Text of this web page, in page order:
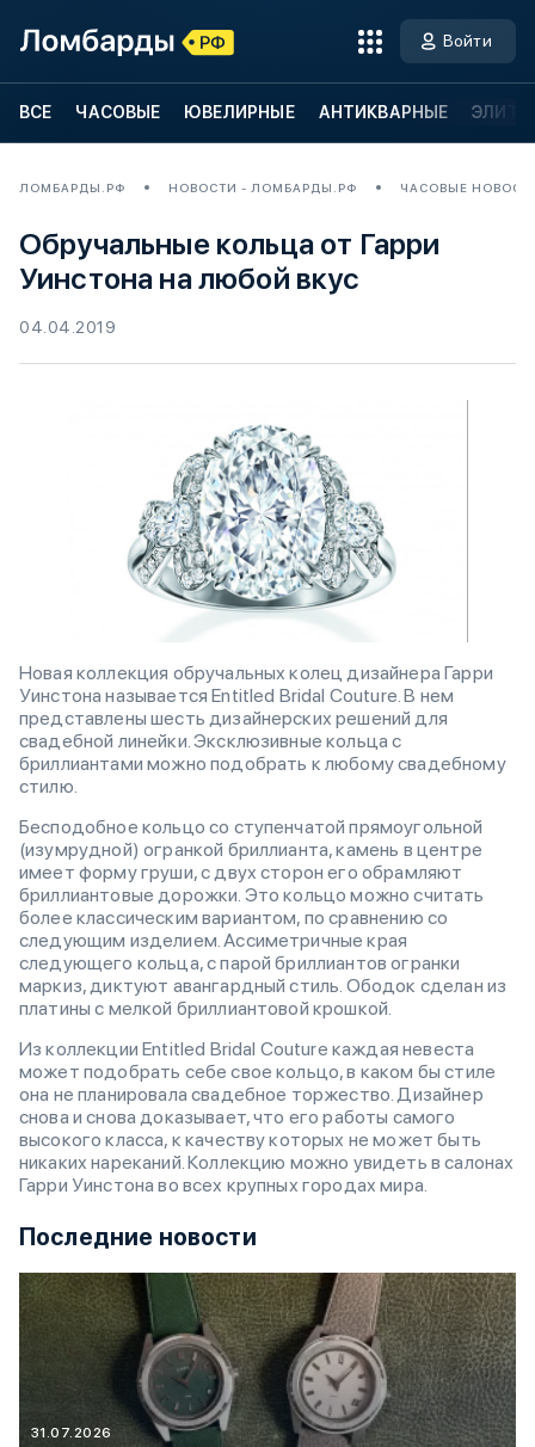
Войти
ВСЕ ЧАСОВЫЕ ЮВЕЛИРНЫЕ АНТИКВАРНЫЕ
ЛОМБАРДЫ.РФ НОВОСТИ - ЛОМБАРДЫ.РФ ЧАСОВЫЕ
Обручальные кольца от Гарри
Уинстона на любой вкус
04.04.2019
Новая коллекция обручальных колец дизайнера Гарри
Уинстона называется Entitled Bridal Couture. В нем
представлены шесть дизайнерских решений для
свадебной линейки. Эксклюзивные кольца с
бриллиантами можно подобрать к любому свадебному
стилю.
Бесподобное кольцо со ступенчатой прямоугольной
(изумрудной) огранкой бриллианта, камень в центре
имеет форму груши, с двух сторон его обрамляют
бриллиантовые дорожки. Это кольцо можно считать
более классическим вариантом, по сравнению со
следующим изделием. Ассиметричные края
следующего кольца, с парой бриллиантов огранки
маркиз, диктуют авангардный стиль. Ободок сделан из
платины с мелкой бриллиантовой крошкой.
Из коллекции Entitled Bridal Couture каждая невеста
может подобрать себе свое кольцо, в каком бы стиле
она не планировала свадебное торжество. Дизайнер
снова и снова доказывает, что его работы самого
высокого класса, к качеству которых не может быть
никаких нареканий. Коллекцию можно увидеть в салонах
Гарри Уинстона во всех крупных городах мира.
Последние новости
31.07.2026